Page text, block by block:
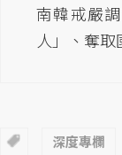
南韓戒嚴
人」、奪
深度專欄